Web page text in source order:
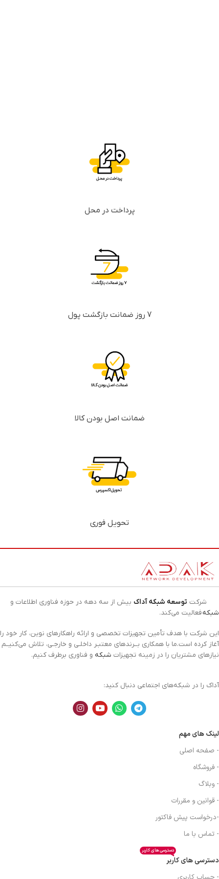
پرداخت در محل
7 روز ضمانت بازگشت پول
ضمانت اصل بودن کالا
تحویل فوری
شرکت توسعه شبکه آداک بیش از سه دهه در حوزه فناوری اطلاعات و
شبکهفعالیت می‌کند.
این شرکت با هدف تأمین تجهیزات تخصصی و ارائه راهکارهای نوین، کار خود را
آغاز کرده است.ما با همکاری بــرندهای معتبـر داخلـی و خارجـی، تلاش می‌کنیــم
نیازهای مشتریان را در زمینه تجهیزات شبکه و فناوری برطرف کنیم.
آداک را در شبکه‌های اجتماعی دنبال کنید:
لینک های مهم
- صفحه اصلی
- فروشگاه
- وبلاگ
- قوانین و مقررات
-درخواست پیش فاکتور
- تماس با ما
دسترسی های کاربر
دسترسی های کاربر